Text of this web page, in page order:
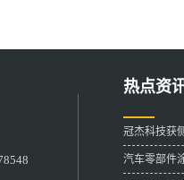
热点资
冠杰科技获
汽车零部件